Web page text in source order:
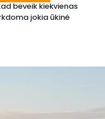
beveik kiekvienas
jokia ūkinė